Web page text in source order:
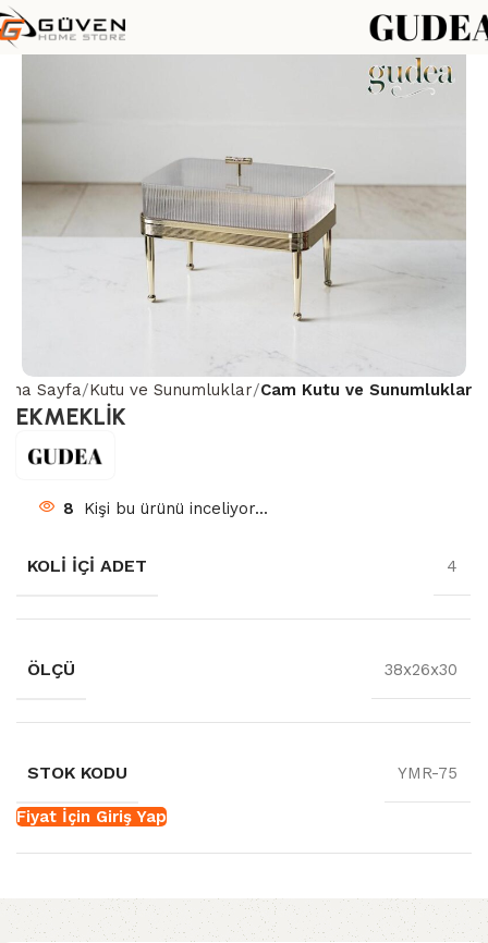
Ana Sayfa Kutu ve Sunumluklar Cam Kutu ve Sunumluklar
EKMEKLİK
8 Kişi bu ürünü inceliyor...
KOLI İÇI ADET 4
ÖLÇÜ 38x26x30
STOK KODU YMR-75
Fiyat İçin Giriş Yap